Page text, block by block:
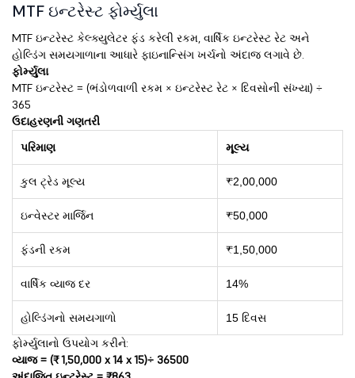
MTF ઇન્ટરેસ્ટ ફોર્મ્યુલા
MTF ઇન્ટરેસ્ટ કેલ્ક્યુલેટર ફંડ કરેલી રકમ, વાર્ષિક ઇન્ટરેસ્ટ રેટ અને
હોલ્ડિંગ સમયગાળાના આધારે ફાઇનાન્સિંગ ખર્ચનો અંદાજ લગાવે છે.
ફોર્મ્યુલા
MTF ઇન્ટરેસ્ટ = (ભંડોળવાળી રકમ × ઇન્ટરેસ્ટ રેટ × દિવસોની સંખ્યા) ÷
365
ઉદાહરણની ગણતરી
પરિમાણ મૂલ્ય
કુલ ટ્રેડ મૂલ્ય ₹2,00,000
ઇન્વેસ્ટર માર્જિન ₹50,000
ફંડની રકમ ₹1,50,000
વાર્ષિક વ્યાજ દર 14%
હોલ્ડિંગનો સમયગાળો 15 દિવસ
ફોર્મ્યુલાનો ઉપયોગ કરીને:
વ્યાજ = (₹ 1,50,000 x 14 x 15)÷ 36500